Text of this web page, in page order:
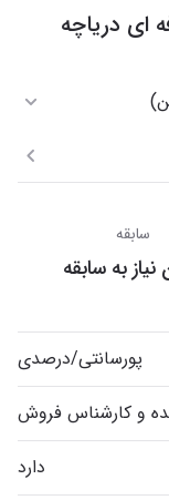
ای دریاچه
سابقه
به سابقه
پورسانتی/درصدی
و کارشناس فروش
دارد